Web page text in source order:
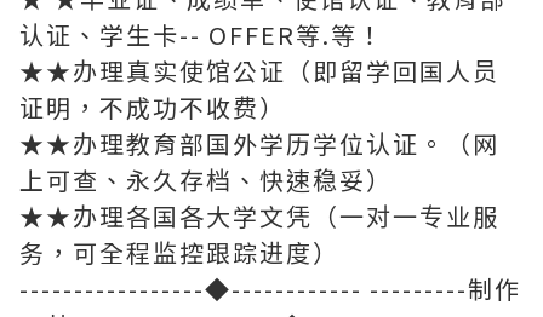
认证、学生卡-- OFFER等.等！
★★办理真实使馆公证（即留学回国人员
证明，不成功不收费）
★★办理教育部国外学历学位认证。（网
上可查、永久存档、快速稳妥）
★★办理各国各大学文凭（一对一专业服
务，可全程监控跟踪进度）
-----------------◆------------ ---------制作